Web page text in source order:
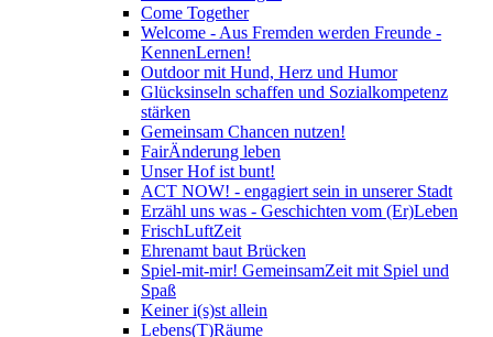
Come Together
Welcome - Aus Fremden werden Freunde -
KennenLernen!
Outdoor mit Hund, Herz und Humor
Glücksinseln schaffen und Sozialkompetenz
stärken
Gemeinsam Chancen nutzen!
FairÄnderung leben
Unser Hof ist bunt!
ACT NOW! - engagiert sein in unserer Stadt
Erzähl uns was - Geschichten vom (Er)Leben
FrischLuftZeit
Ehrenamt baut Brücken
Spiel-mit-mir! GemeinsamZeit mit Spiel und
Spaß
Keiner i(s)st allein
Lebens(T)Räume